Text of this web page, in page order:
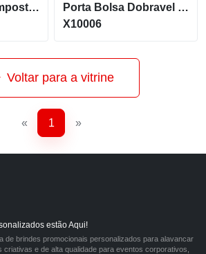
Kit Manicure composto por 16 Peças com estojo X18724
Porta Bolsa Dobravel Redondo
X10006
Voltar para a vitrine
« 1 »
estão Aqui!
de brindes promocionais personalizados para alavancar
e de alta qualidade para eventos corporativos,